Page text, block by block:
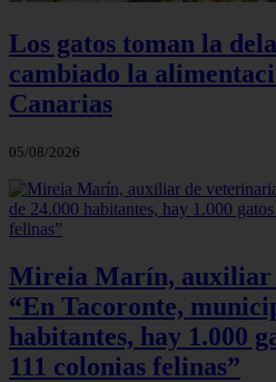
Los gatos toman la
cambiado la
Canarias
05/08/2026
Mireia Marín, auxiliar
“En Tacoronte,
habitantes, hay 1.000
111 colonias felinas”